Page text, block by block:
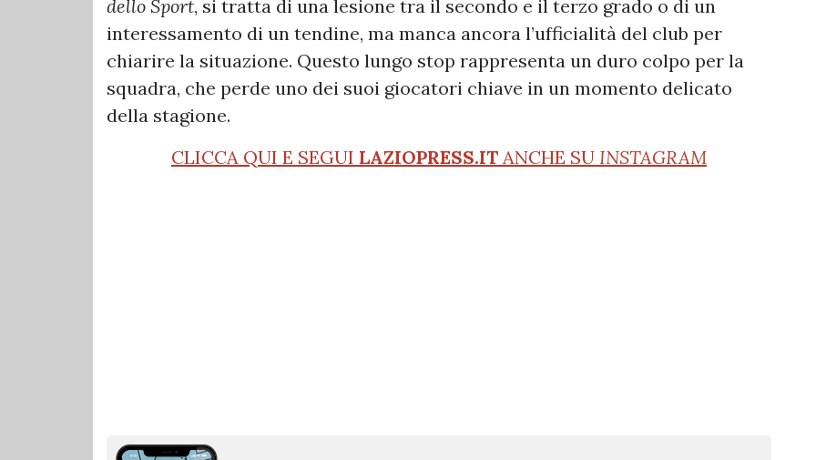
dello Sport, si tratta di una lesione tra il secondo e il terzo grado o di un
interessamento di un tendine, ma manca ancora l’ufficialità del club per
chiarire la situazione. Questo lungo stop rappresenta un duro colpo per la
squadra, che perde uno dei suoi giocatori chiave in un momento delicato
della stagione.
CLICCA QUI E SEGUI LAZIOPRESS.IT ANCHE SU INSTAGRAM